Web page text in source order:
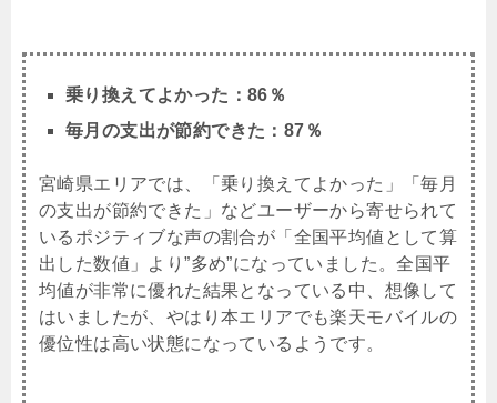
乗り換えてよかった：86％
毎月の支出が節約できた：87％
宮崎県エリアでは、「乗り換えてよかった」「毎月
の支出が節約できた」などユーザーから寄せられて
いるポジティブな声の割合が「全国平均値として算
出した数値」より”多め”になっていました。全国平
均値が非常に優れた結果となっている中、想像して
はいましたが、やはり本エリアでも楽天モバイルの
優位性は高い状態になっているようです。